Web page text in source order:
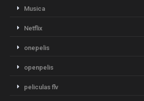
Musica
Netflix
onepelis
openpelis
peliculas flv